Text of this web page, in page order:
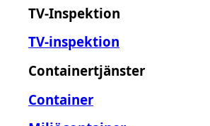
TV-Inspektion
TV-inspektion
Containertjänster
Container